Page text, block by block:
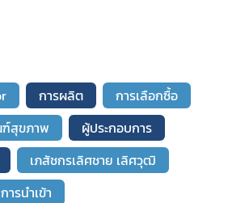
การผลิต
การเลือกซื้อ
สุขภาพ
ผู้ประกอบการ
เภสัชกรเลิศชาย เลิศวุฒิ
การนำเข้า